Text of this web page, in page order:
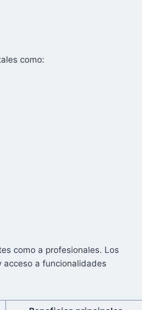
como:
como a profesionales. Los
acceso a funcionalidades